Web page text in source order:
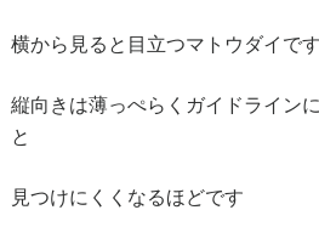
横から見ると目立つマトウダイで
縦向きは薄っぺらくガイドライン
と
見つけにくくなるほどです